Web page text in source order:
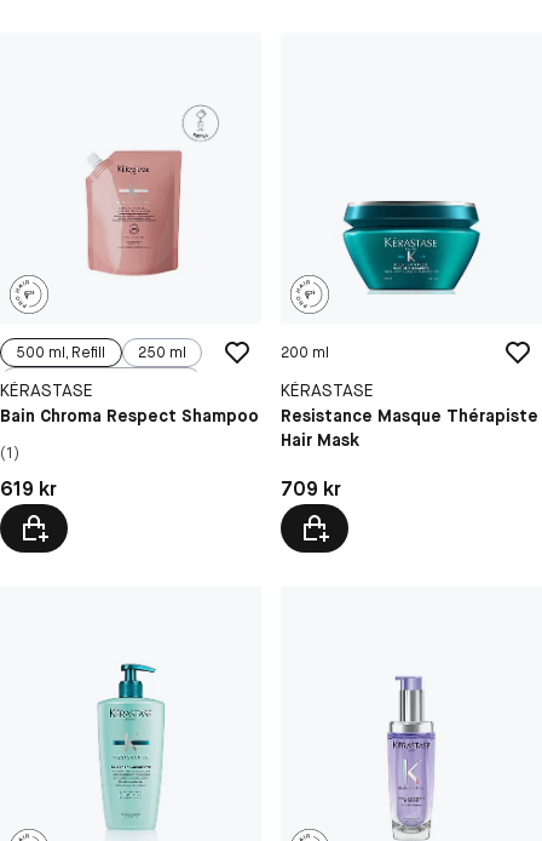
500 ml, Refill
250 ml
500 ml
KÉRASTASE
Bain Chroma Respect Shampoo
(1)
Pris: 619 kr
619 kr
200 ml
KÉRASTASE
Resistance Masque Thérapiste
Hair Mask
Pris: 709 kr
709 kr